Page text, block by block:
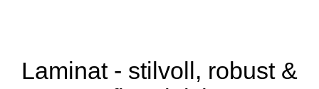
Laminat - stilvoll, robust &